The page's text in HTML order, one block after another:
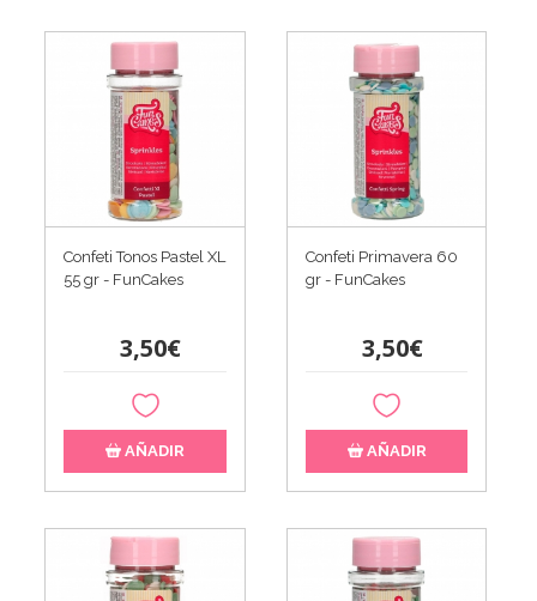
Confeti Tonos Pastel XL
55 gr - FunCakes
3,50€
AÑADIR
Confeti Primavera 60
gr - FunCakes
3,50€
AÑADIR